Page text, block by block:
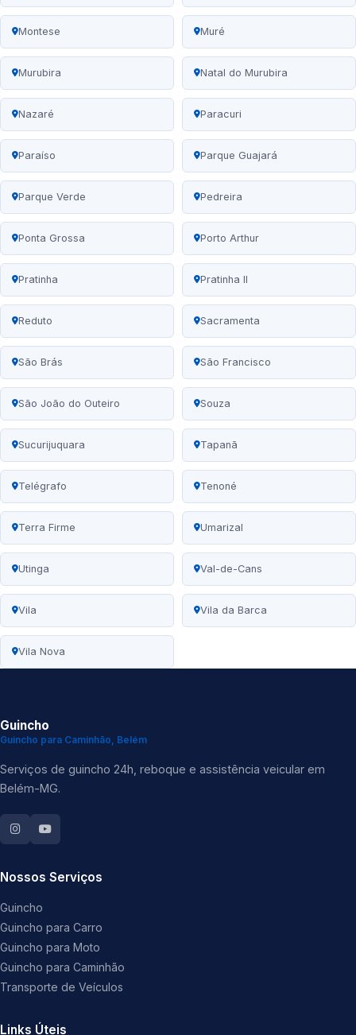
Montese Muré
Murubira Natal do Murubira
Nazaré Paracuri
Paraíso Parque Guajará
Parque Verde Pedreira
Ponta Grossa Porto Arthur
Pratinha Pratinha II
Reduto Sacramenta
São Brás São Francisco
São João do Outeiro Souza
Sucurijuquara Tapanã
Telégrafo Tenoné
Terra Firme Umarizal
Utinga Val-de-Cans
Vila Vila da Barca
Vila Nova
Guincho
Guincho para Caminhão, Belém
Serviços de guincho 24h, reboque e assistência veicular em
Belém-MG.
Nossos Serviços
Guincho
Guincho para Carro
Guincho para Moto
Guincho para Caminhão
Transporte de Veículos
Links Úteis